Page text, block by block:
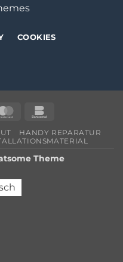
COOKIES
MasterCard
HANDY REPARATUR
Theme